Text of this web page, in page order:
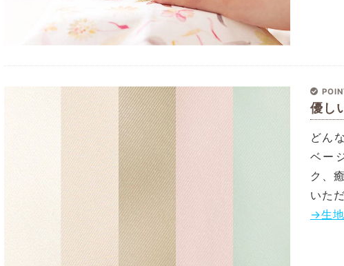
優し
どん
ベー
ク、
いた
→生